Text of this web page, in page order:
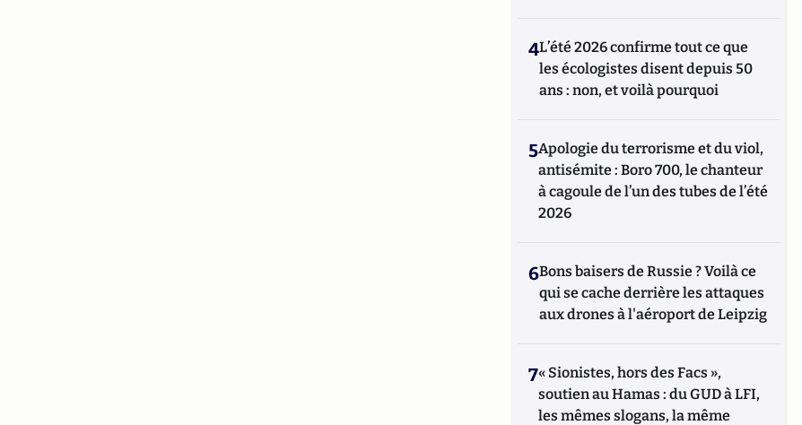
4L’été 2026 confirme tout ce que
les écologistes disent depuis 50
ans : non, et voilà pourquoi
5Apologie du terrorisme et du viol,
antisémite : Boro 700, le chanteur
à cagoule de l’un des tubes de l’été
2026
6Bons baisers de Russie ? Voilà ce
qui se cache derrière les attaques
aux drones à l'aéroport de Leipzig
7« Sionistes, hors des Facs »,
soutien au Hamas : du GUD à LFI,
les mêmes slogans, la même